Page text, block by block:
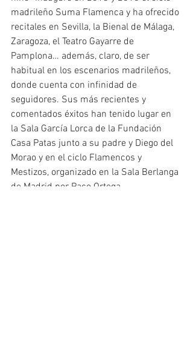
madrileño Suma Flamenca y ha ofrecido
recitales en Sevilla, la Bienal de Málaga,
Zaragoza, el Teatro Gayarre de
Pamplona… además, claro, de ser
habitual en los escenarios madrileños,
donde cuenta con infinidad de
seguidores. Sus más recientes y
comentados éxitos han tenido lugar en
la Sala García Lorca de la Fundación
Casa Patas junto a su padre y Diego del
Morao y en el ciclo Flamencos y
Mestizos, organizado en la Sala Berlanga
de Madrid por Paco Ortega.